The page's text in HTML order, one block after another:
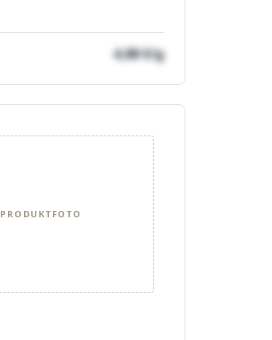
4,88 €/g
PRODUKTFOTO